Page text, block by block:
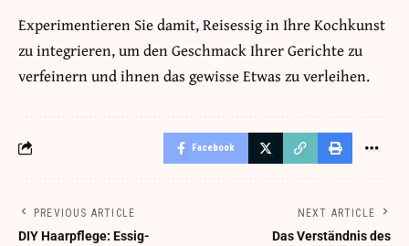
Experimentieren Sie damit, Reisessig in Ihre Kochkunst
zu integrieren, um den Geschmack Ihrer Gerichte zu
verfeinern und ihnen das gewisse Etwas zu verleihen.
Facebook
PREVIOUS ARTICLE
DIY Haarpflege: Essig-
NEXT ARTICLE
Das Verständnis des